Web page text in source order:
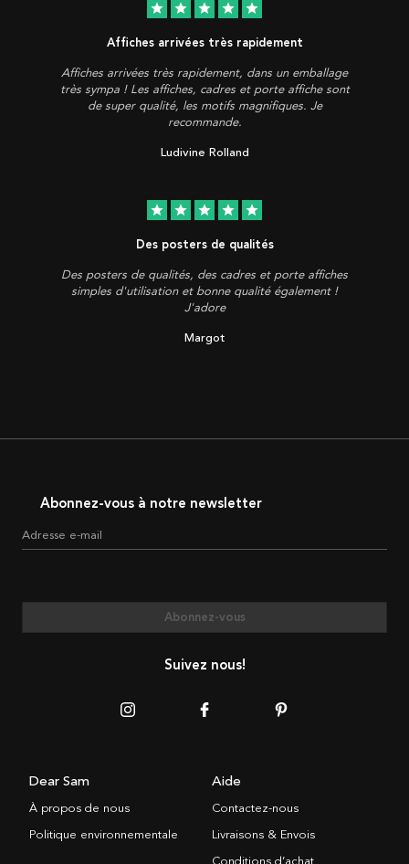
star star star star star
Affiches arrivées très rapidement
Affiches arrivées très rapidement, dans un emballage
très sympa ! Les affiches, cadres et porte affiche sont
de super qualité, les motifs magnifiques. Je
recommande.
Ludivine Rolland
star star star star star
Des posters de qualités
Des posters de qualités, des cadres et porte affiches
simples d'utilisation et bonne qualité également !
J'adore
Margot
Abonnez-vous à notre newsletter
Adresse e-mail
Abonnez-vous
Suivez nous!
Dear Sam
À propos de nous
Politique environnementale
Aide
Contactez-nous
Livraisons & Envois